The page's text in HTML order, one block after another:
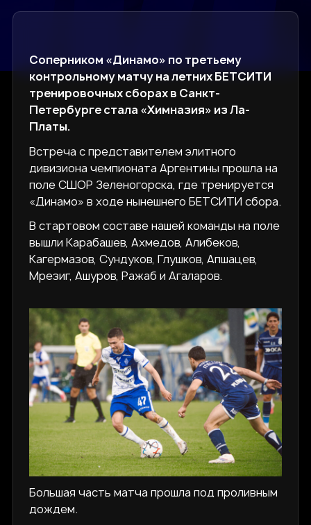
Соперником «Динамо» по третьему
контрольному матчу на летних БЕТСИТИ
тренировочных сборах в Санкт-
Петербурге стала «Химназия» из Ла-
Платы.
Встреча с представителем элитного
дивизиона чемпионата Аргентины прошла на
поле СШОР Зеленогорска, где тренируется
«Динамо» в ходе нынешнего БЕТСИТИ сбора.
В стартовом составе нашей команды на поле
вышли Карабашев, Ахмедов, Алибеков,
Кагермазов, Сундуков, Глушков, Апшацев,
Мрезиг, Ашуров, Ражаб и Агаларов.
Большая часть матча прошла под проливным
дождем.